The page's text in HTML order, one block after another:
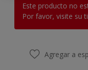
Este producto no
Por favor, visite su
Agregar a